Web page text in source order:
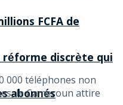
FCFA de
réforme discrète qui
abonnés
000 téléphones non
le Cameroun attire